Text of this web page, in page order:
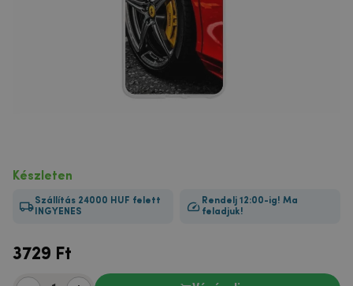
Készleten
Szállítás 24000 HUF felett
INGYENES
Rendelj 12:00-ig! Ma
feladjuk!
3729 Ft